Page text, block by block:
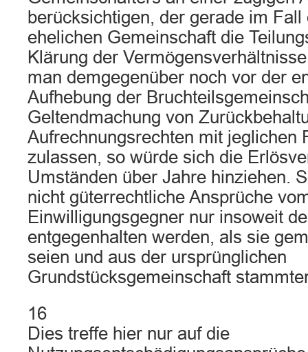
berücksichtigen, der gerade im
ehelichen Gemeinschaft die
Klärung der
man demgegenüber noch vor der
Aufhebung der
Geltendmachung von
Aufrechnungsrechten mit jeglichen
zulassen, so würde sich die
Umständen über Jahre hinziehen.
nicht güterrechtliche Ansprüche
Einwilligungsgegner nur insoweit
entgegenhalten werden, als sie
seien und aus der ursprünglichen
Grundstücksgemeinschaft
16
Dies treffe hier nur auf die